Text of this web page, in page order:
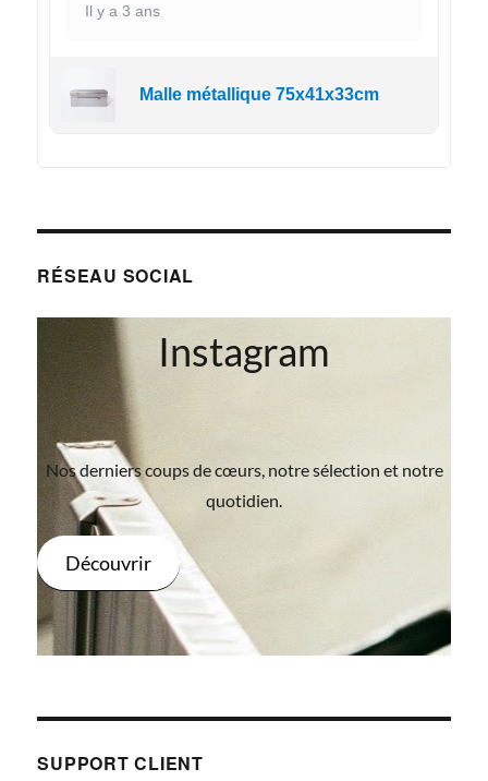
Il y a 3 ans
Malle métallique 75x41x33cm
RÉSEAU SOCIAL
Instagram
Nos derniers coups de cœurs, notre sélection et notre
quotidien.
Découvrir
SUPPORT CLIENT